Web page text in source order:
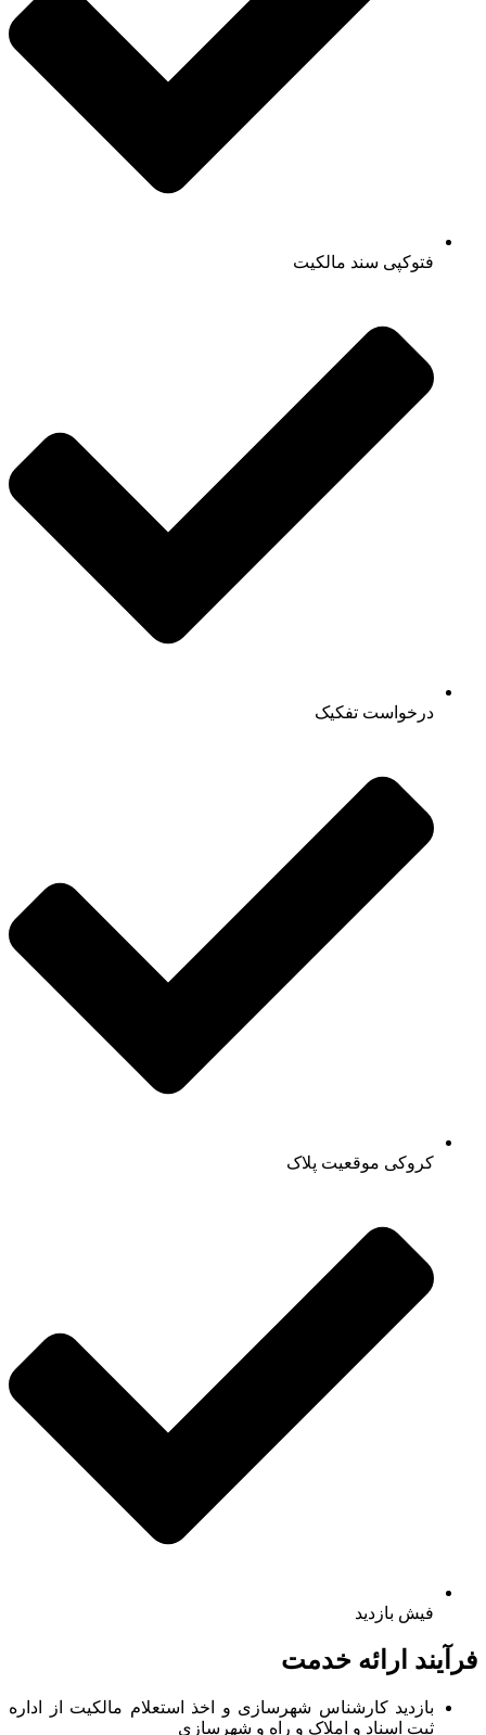
فتوکپی سند مالکیت
درخواست تفکیک
کروکی موقعیت پلاک
فیش بازدید
فرآیند ارائه خدمت
بازدید کارشناس شهرسازی و اخذ استعلام مالکیت از اداره
ثبت اسناد و املاک و راه و شهرسازی